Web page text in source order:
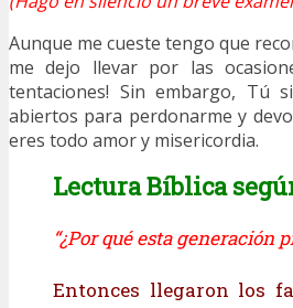
Aunque me cueste tengo que
me dejo llevar por las
tentaciones! Sin embargo, Tú
abiertos para perdonarme y
eres todo amor y misericordia.
Lectura Bíblica
“¿Por qué esta generación
Entonces llegaron los